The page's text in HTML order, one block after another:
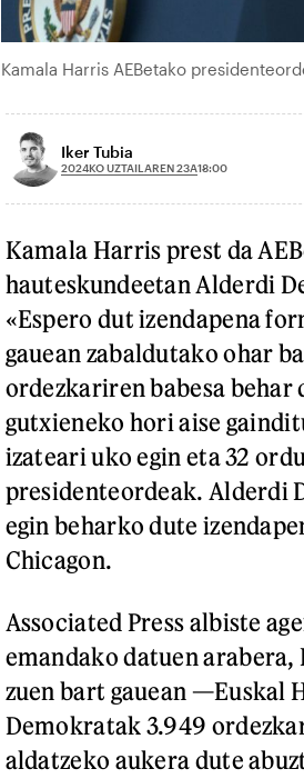
Kamala Harris AEBetako
Iker Tubia
2024KO UZTAILAREN 23A18:00
Kamala Harris prest da
hauteskundeetan Alderdi
«Espero dut izendapena
gauean zabaldutako ohar
ordezkariren babesa behar
gutxieneko hori aise
izateari uko egin eta 32
presidenteordeak. Alderdi
egin beharko dute
Chicagon.
Associated Press albiste
emandako datuen
zuen bart gauean —Euskal
Demokratak 3.949
aldatzeko aukera dute